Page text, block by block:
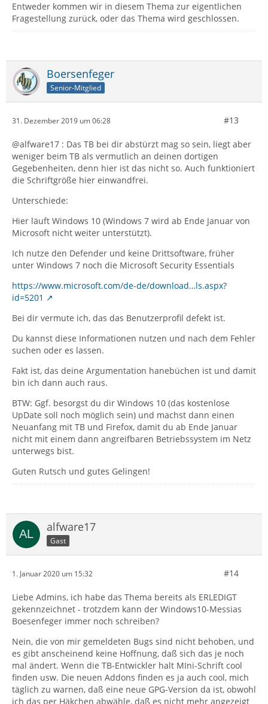
Entweder kommen wir in diesem Thema zur eigentlichen
Fragestellung zurück, oder das Thema wird geschlossen.
Boersenfeger
Senior-Mitglied
31. Dezember 2019 um 06:28 #13
@alfware17 : Das TB bei dir abstürzt mag so sein, liegt aber
weniger beim TB als vermutlich an deinen dortigen
Gegebenheiten, denn hier ist das nicht so. Auch funktioniert
die Schriftgröße hier einwandfrei.
Unterschiede:
Hier läuft Windows 10 (Windows 7 wird ab Ende Januar von
Microsoft nicht weiter unterstützt).
Ich nutze den Defender und keine Drittsoftware, früher
unter Windows 7 noch die Microsoft Security Essentials
https://www.microsoft.com/de-de/download…ls.aspx?
id=5201
Bei dir vermute ich, das das Benutzerprofil defekt ist.
Du kannst diese Informationen nutzen und nach dem Fehler
suchen oder es lassen.
Fakt ist, das deine Argumentation hanebüchen ist und damit
bin ich dann auch raus.
BTW: Ggf. besorgst du dir Windows 10 (das kostenlose
UpDate soll noch möglich sein) und machst dann einen
Neuanfang mit TB und Firefox, damit du ab Ende Januar
nicht mit einem dann angreifbaren Betriebssystem im Netz
unterwegs bist.
Guten Rutsch und gutes Gelingen!
alfware17
Gast
1. Januar 2020 um 15:32 #14
Liebe Admins, ich habe das Thema bereits als ERLEDIGT
gekennzeichnet - trotzdem kann der Windows10-Messias
Boesenfeger immer noch schreiben?
Nein, die von mir gemeldeten Bugs sind nicht behoben, und
es gibt anscheinend keine Hoffnung, daß sich das je noch
mal ändert. Wenn die TB-Entwickler halt MIni-Schrift cool
finden usw. Die neuen Addons finden es ja auch cool, mich
täglich zu warnen, daß eine neue GPG-Version da ist, obwohl
ich das per Häkchen abwähle, daß es nicht mehr angezeigt